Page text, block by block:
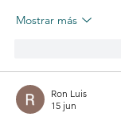
Mostrar más
Ron Luis
15 jun